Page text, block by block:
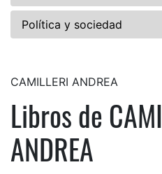
Política y sociedad
CAMILLERI ANDREA
Libros de
ANDREA